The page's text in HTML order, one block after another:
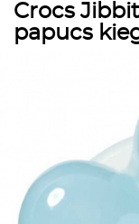
Crocs
papucs